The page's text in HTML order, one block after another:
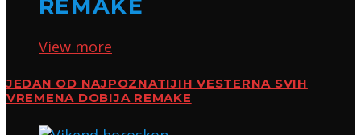
REMAKE
View more
JEDAN OD NAJPOZNATIJIH VESTERNA SVIH
VREMENA DOBIJA REMAKE